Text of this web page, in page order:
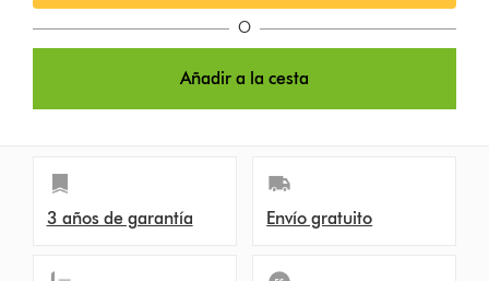
o
s
O
Añadir a la cesta
3 años de garantía Envío gratuito